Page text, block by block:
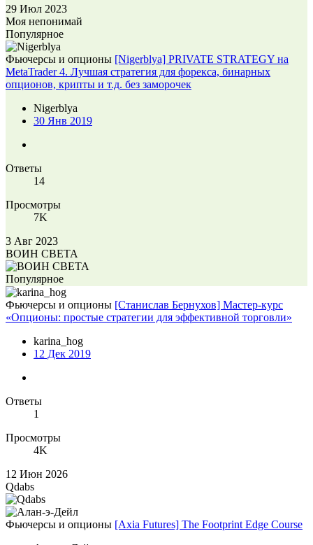
29 Июл 2023
Моя непонимай
Популярное
Фьючерсы и опционы [Nigerblya] PRIVATE STRATEGY на
MetaTrader 4. Лучшая стратегия для форекса, бинарных
опционов, крипты и т.д. без заморочек
Nigerblya
30 Янв 2019
Ответы
14
Просмотры
7K
3 Авг 2023
ВОИН СВЕТА
Популярное
Фьючерсы и опционы [Станислав Бернухов] Мастер-курс
«Опционы: простые стратегии для эффективной торговли»
karina_hog
12 Дек 2019
Ответы
1
Просмотры
4K
12 Июн 2026
Qdabs
Фьючерсы и опционы [Axia Futures] The Footprint Edge Course